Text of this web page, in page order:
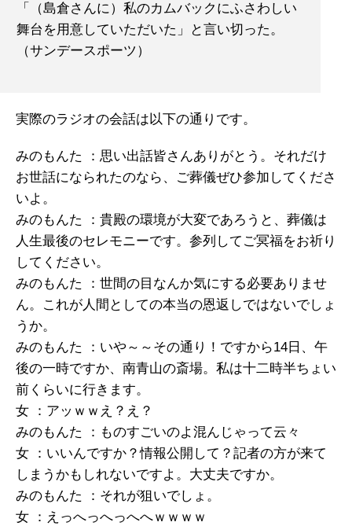
「（島倉さんに）私のカムバックにふさわしい
舞台を用意していただいた」と言い切った。
（サンデースポーツ）
実際のラジオの会話は以下の通りです。
みのもんた ：思い出話皆さんありがとう。それだけ
お世話になられたのなら、ご葬儀ぜひ参加してくださ
いよ。
みのもんた ：貴殿の環境が大変であろうと、葬儀は
人生最後のセレモニーです。参列してご冥福をお祈り
してください。
みのもんた ：世間の目なんか気にする必要ありませ
ん。これが人間としての本当の恩返しではないでしょ
うか。
みのもんた ：いや～～その通り！ですから14日、午
後の一時ですか、南青山の斎場。私は十二時半ちょい
前くらいに行きます。
女 ：アッｗｗえ？え？
みのもんた ：ものすごいのよ混んじゃって云々
女 ：いいんですか？情報公開して？記者の方が来て
しまうかもしれないですよ。大丈夫ですか。
みのもんた ：それが狙いでしょ。
女 ：えっへっへっへへｗｗｗｗ